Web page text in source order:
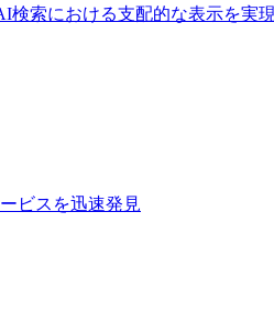
検索における支配的な表示を実現​
ビスを迅速発見